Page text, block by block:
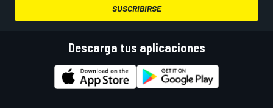
SUSCRIBIRSE
Descarga tus aplicaciones